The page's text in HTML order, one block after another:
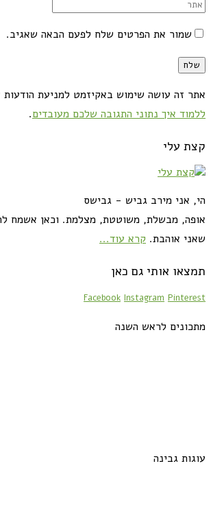
שמור את הפרטים שלח לפעם הבאה שאגיב.
אתר זה עושה שימוש באקיזמט למניעת הודעות
ללמוד איך נתוני התגובה שלכם מעובדים.
קצת עלי
הי, אני מירב גביש - גבישס
אופה, מבשלת, משוטטת, מצלמת. וכאן אשמח
שאני אוהבת. קרא עוד...
תמצאו אותי גם כאן
Facebook Instagram Pinterest
מתכונים לראש השנה
עוגות גבינה